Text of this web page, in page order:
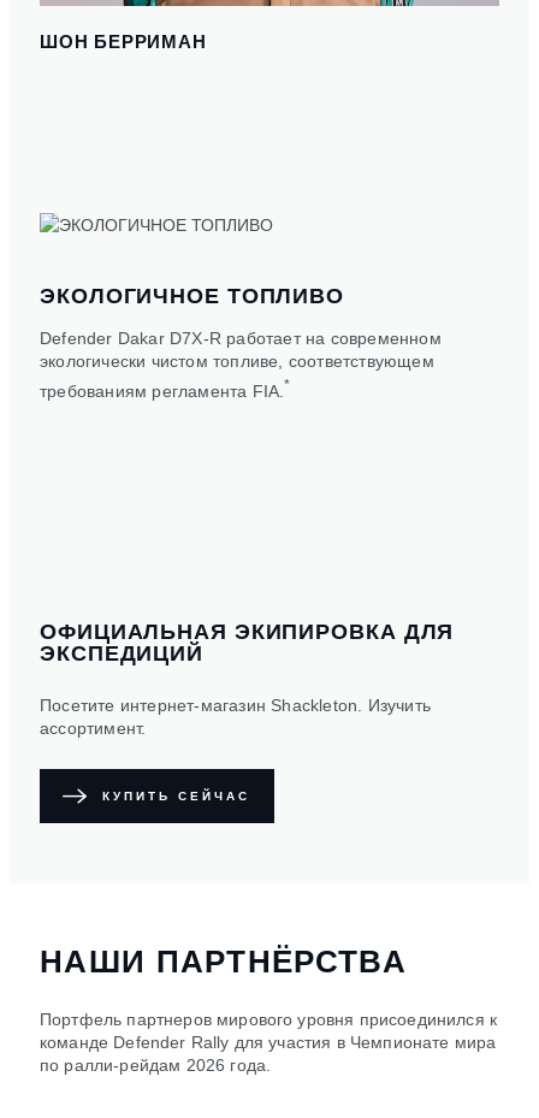
ШОН БЕРРИМАН
ЭКОЛОГИЧНОЕ ТОПЛИВО
Defender Dakar D7X-R работает на современном
экологически чистом топливе, соответствующем
требованиям регламента FIA. *
ОФИЦИАЛЬНАЯ ЭКИПИРОВКА ДЛЯ
ЭКСПЕДИЦИЙ
Посетите интернет-магазин Shackleton. Изучить
ассортимент.
КУПИТЬ СЕЙЧАС
НАШИ ПАРТНЁРСТВА
Портфель партнеров мирового уровня присоединился к
команде Defender Rally для участия в Чемпионате мира
по ралли-рейдам 2026 года.